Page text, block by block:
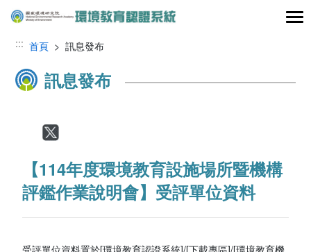
跳到主要內容區塊
::: 首頁 > 訊息發布
訊息發布
Facebook
Twitter
【114年度環境教育設施場所暨機構
評鑑作業說明會】受評單位資料
受評單位資料置於[環境教育認證系統]/[下載專區]/[環境教育機